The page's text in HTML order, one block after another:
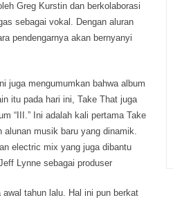
Greg Kurstin dan berkolaborasi
sebagai vokal. Dengan aluran
pendengarnya akan bernyanyi
juga mengumumkan bahwa album
itu pada hari ini, Take That juga
“III.” Ini adalah kali pertama Take
alunan musik baru yang dinamik.
electric mix yang juga dibantu
Lynne sebagai produser
tahun lalu. Hal ini pun berkat